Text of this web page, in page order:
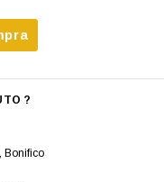
?
Bonifico